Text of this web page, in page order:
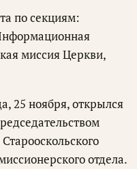
по секциям:
миссия Церкви,
25 ноября, открылся
отдела.